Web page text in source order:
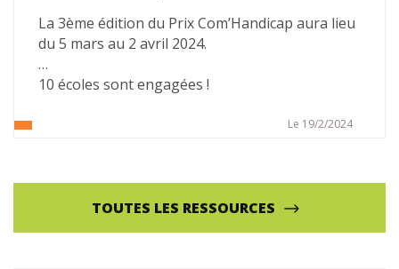
La 3ème édition du Prix Com’Handicap aura lieu
du 5 mars au 2 avril 2024.
10 écoles sont engagées !
Le 19/2/2024
TOUTES LES RESSOURCES